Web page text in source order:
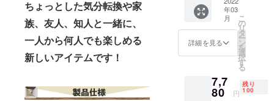
ちょっとした気分転換や家
族、友人、知人と一緒に、
一人から何人でも楽しめる
新しいアイテムです！
年03
月
詳細を見る
こ
の
リ
タ
ー
ン
を
選
択
す
る
7,7
80 円
残り
100